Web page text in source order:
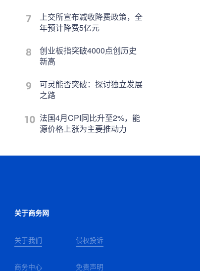
上交所宣布减收降费政策，全
年预计降费5亿元
创业板指突破4000点创历史
新高
可灵能否突破：探讨独立发展
之路
法国4月CPI同比升至2%，能
源价格上涨为主要推动力
关于商务网
关于我们 侵权投诉
商务中心 免责声明